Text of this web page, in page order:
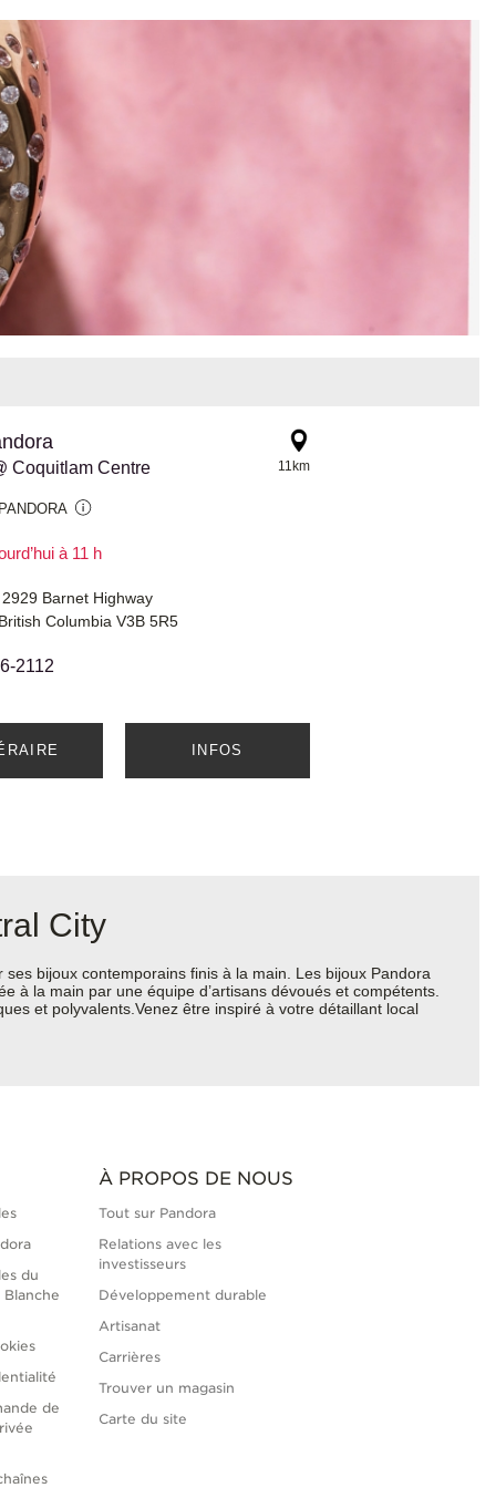
Coquitlam Centre
à 11 h
11km
Barnet Highway
Columbia V3B 5R5
2112
INFOS
City
bijoux contemporains finis à la main. Les bijoux Pandora
à la main par une équipe d’artisans dévoués et compétents.
et polyvalents.Venez être inspiré à votre détaillant local
du
Blanche
de
À PROPOS DE NOUS
Tout sur Pandora
Relations avec les
investisseurs
Développement durable
Artisanat
Carrières
Trouver un magasin
Carte du site